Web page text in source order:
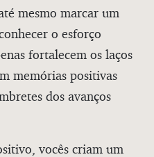
mesmo marcar um
o esforço
fortalecem os laços
memórias positivas
dos avanços
vocês criam um